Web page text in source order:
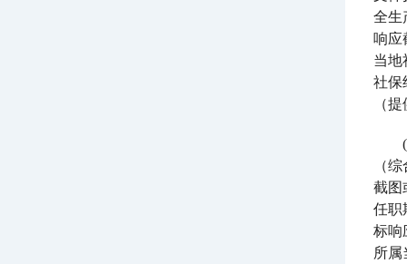
全生
响应
当地
社保
（
（
截图
任职
标响
所